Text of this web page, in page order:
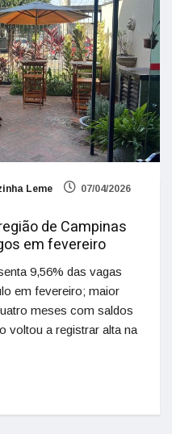
Leme 07/04/2026
de Campinas
em fevereiro
9,56% das vagas
em fevereiro; maior
meses com saldos
voltou a registrar alta na